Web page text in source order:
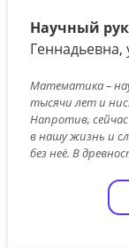
Научный
Геннадьевна,
Математика –
тысячи лет и
Напротив,
в нашу жизнь и
без неё. В